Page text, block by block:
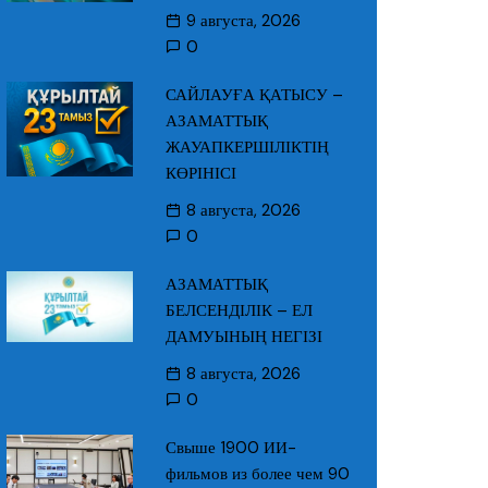
9 августа, 2026
0
САЙЛАУҒА ҚАТЫСУ –
АЗАМАТТЫҚ
ЖАУАПКЕРШІЛІКТІҢ
КӨРІНІСІ
8 августа, 2026
0
АЗАМАТТЫҚ
БЕЛСЕНДІЛІК – ЕЛ
ДАМУЫНЫҢ НЕГІЗІ
8 августа, 2026
0
Свыше 1900 ИИ-
фильмов из более чем 90